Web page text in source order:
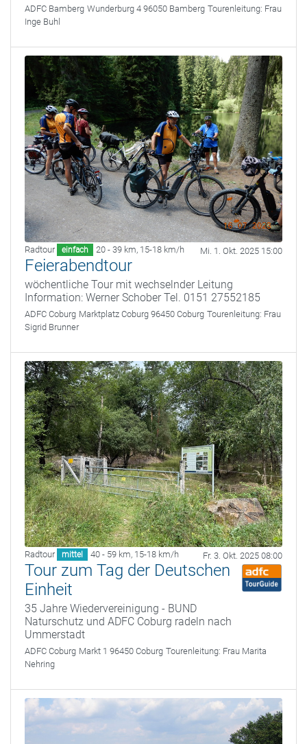
ADFC Bamberg Wunderburg 4 96050 Bamberg Tourenleitung: Frau
Inge Buhl
Radtour einfach 20 - 39 km, 15-18 km/h Mi. 1. Okt. 2025 15:00
Feierabendtour
wöchentliche Tour mit wechselnder Leitung
Information: Werner Schober Tel. 0151 27552185
ADFC Coburg Marktplatz Coburg 96450 Coburg Tourenleitung: Frau
Sigrid Brunner
Radtour mittel 40 - 59 km, 15-18 km/h Fr. 3. Okt. 2025 08:00
Tour zum Tag der Deutschen
Einheit
35 Jahre Wiedervereinigung - BUND
Naturschutz und ADFC Coburg radeln nach
Ummerstadt
ADFC Coburg Markt 1 96450 Coburg Tourenleitung: Frau Marita
Nehring